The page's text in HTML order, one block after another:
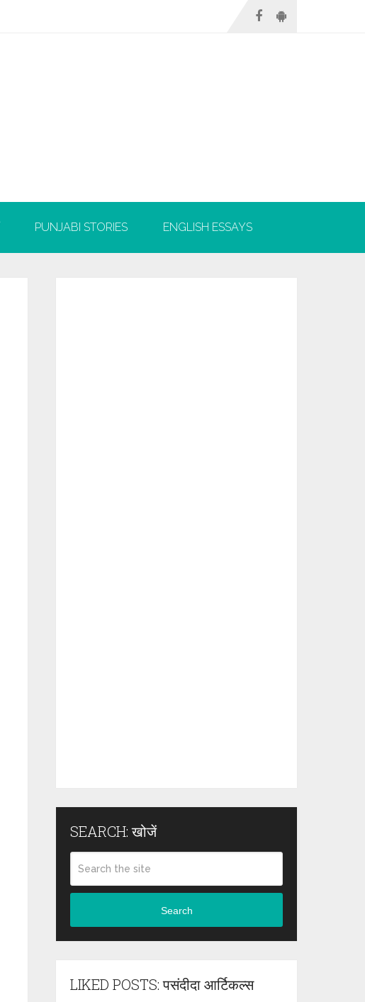
PUNJABI STORIES ENGLISH ESSAYS
SEARCH: खोजें
Search
LIKED POSTS: पसंदीदा आर्टिकल्स